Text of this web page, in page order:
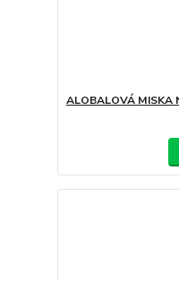
ALOBALOVÁ MISKA